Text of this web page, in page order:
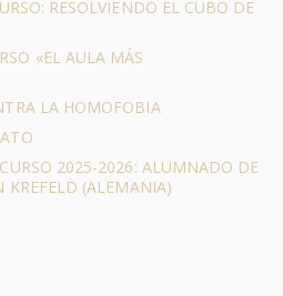
RESOLVIENDO EL CUBO DE
«EL AULA MÁS
LA HOMOFOBIA
2025-2026: ALUMNADO DE
KREFELD (ALEMANIA)